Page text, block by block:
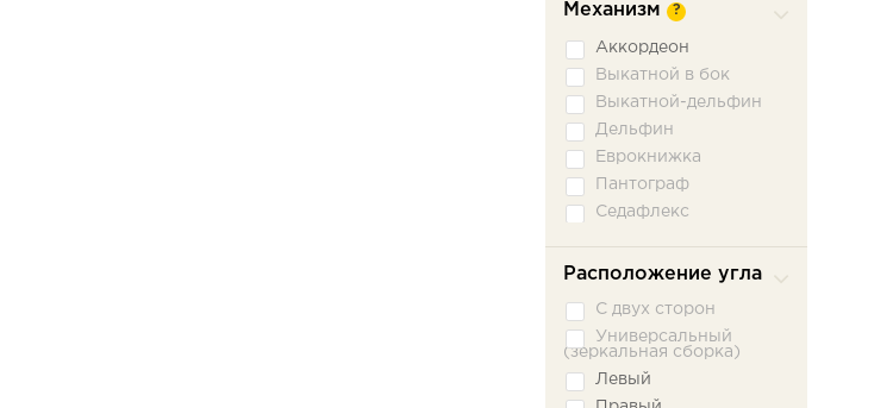
Механизм ?
Аккордеон
Выкатной в бок
Выкатной-дельфин
Дельфин
Еврокнижка
Пантограф
Седафлекс
Расположение угла
С двух сторон
Универсальный
(зеркальная сборка)
Левый